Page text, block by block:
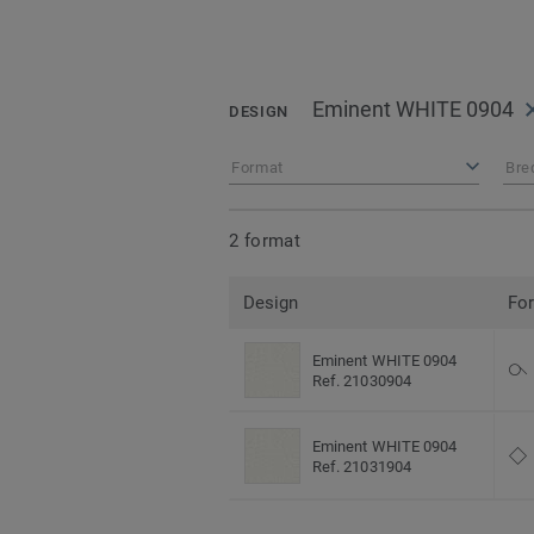
DESIGN Eminent WHITE 0904
Format
2 format
Design
Eminent WHITE 0904
Ref. 21030904
Eminent WHITE 0904
Ref. 21031904